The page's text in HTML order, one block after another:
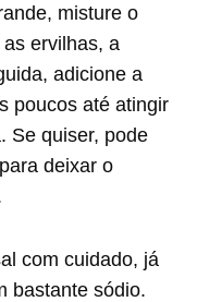
misture o
ervilhas, a
adicione a
poucos até atingir
Se quiser, pode
deixar o
com cuidado, já
bastante sódio.